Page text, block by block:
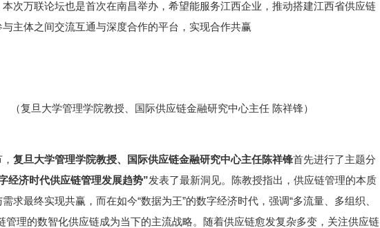
次万联论坛也是首次在南昌举办，希望能服务江西企业，推动搭建江西省供应链
主体之间交流互通与深度合作的平台，实现合作共赢
（复旦大学管理学院教授、国际供应链金融研究中心主任 陈祥锋）
复旦大学管理学院教授、国际供应链金融研究中心主任陈祥锋首先进行了主题分
经济时代供应链管理发展趋势”发表了最新洞见。陈教授指出，供应链管理的本质
求最终实现共赢，而在如今“数据为王”的数字经济时代，强调“多流量、多组织、
管理的数智化供应链成为当下的主流战略。随着供应链愈发复杂多变，关注供应链